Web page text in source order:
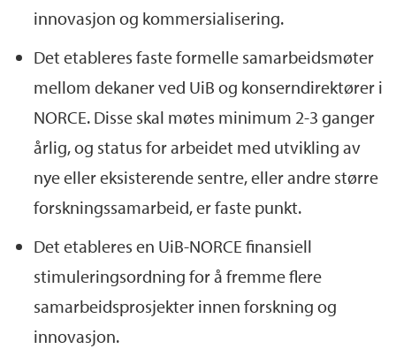
Hans Kleivdal, konserndirektør Miljø
Sekretær: Are Straume, UiB.
innovasjon og kommersialisering.
Det etableres faste formelle samarbeidsmøter
mellom dekaner ved UiB og konserndirektører i
NORCE. Disse skal møtes minimum 2-3 ganger
årlig, og status for arbeidet med utvikling av
nye eller eksisterende sentre, eller andre større
forskningssamarbeid, er faste punkt.
Det etableres en UiB-NORCE finansiell
stimuleringsordning for å fremme flere
samarbeidsprosjekter innen forskning og
innovasjon.